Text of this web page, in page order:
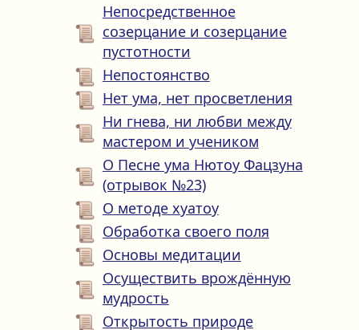
Непосредственное
созерцание и созерцание
пустотности
Непостоянство
Нет ума, нет просветления
Ни гнева, ни любви между
мастером и учеником
О Песне ума Нютоу Фацзуна
(отрывок №23)
О методе хуатоу
Обработка своего поля
Основы медитации
Осуществить врождённую
мудрость
Открытость природе